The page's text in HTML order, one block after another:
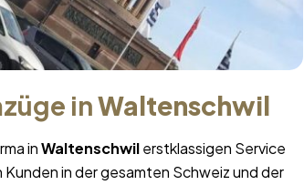
inWaltenschwil
inWaltenschwilerstklassigen Service
in der gesamten Schweiz und der